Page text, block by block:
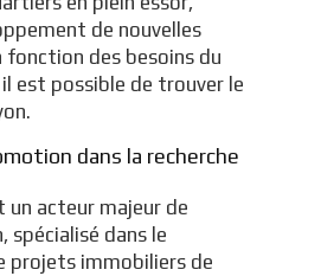
de nouvelles
des besoins du
est possible de trouver le
dans la recherche
un acteur majeur de
spécialisé dans le
projets immobiliers de